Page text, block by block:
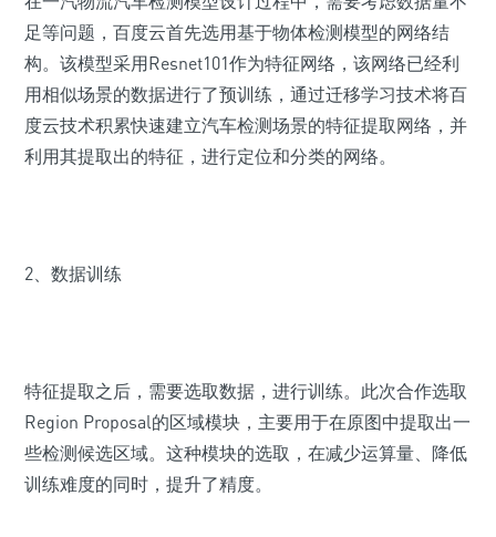
足等问题，百度云首先选用基于物体检测模型的网络结
构。该模型采用Resnet101作为特征网络，该网络已经利
用相似场景的数据进行了预训练，通过迁移学习技术将百
度云技术积累快速建立汽车检测场景的特征提取网络，并
利用其提取出的特征，进行定位和分类的网络。
2、数据训练
特征提取之后，需要选取数据，进行训练。此次合作选取
Region Proposal的区域模块，主要用于在原图中提取出一
些检测候选区域。这种模块的选取，在减少运算量、降低
训练难度的同时，提升了精度。